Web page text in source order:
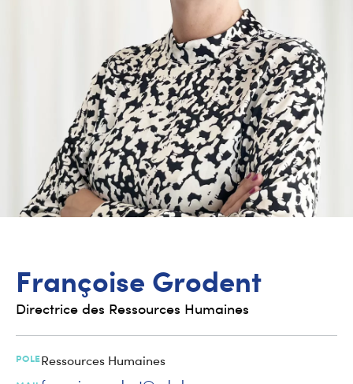
Françoise Grodent
Directrice des Ressources Humaines
POLERessources Humaines